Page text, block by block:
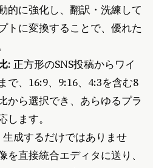
的に強化し、翻訳・洗練して
トに変換することで、優れた
: 正方形のSNS投稿からワイ
で、16:9、9:16、4:3を含む8
から選択でき、あらゆるプラ
します。
生成するだけではありませ
を直接統合エディタに送り、